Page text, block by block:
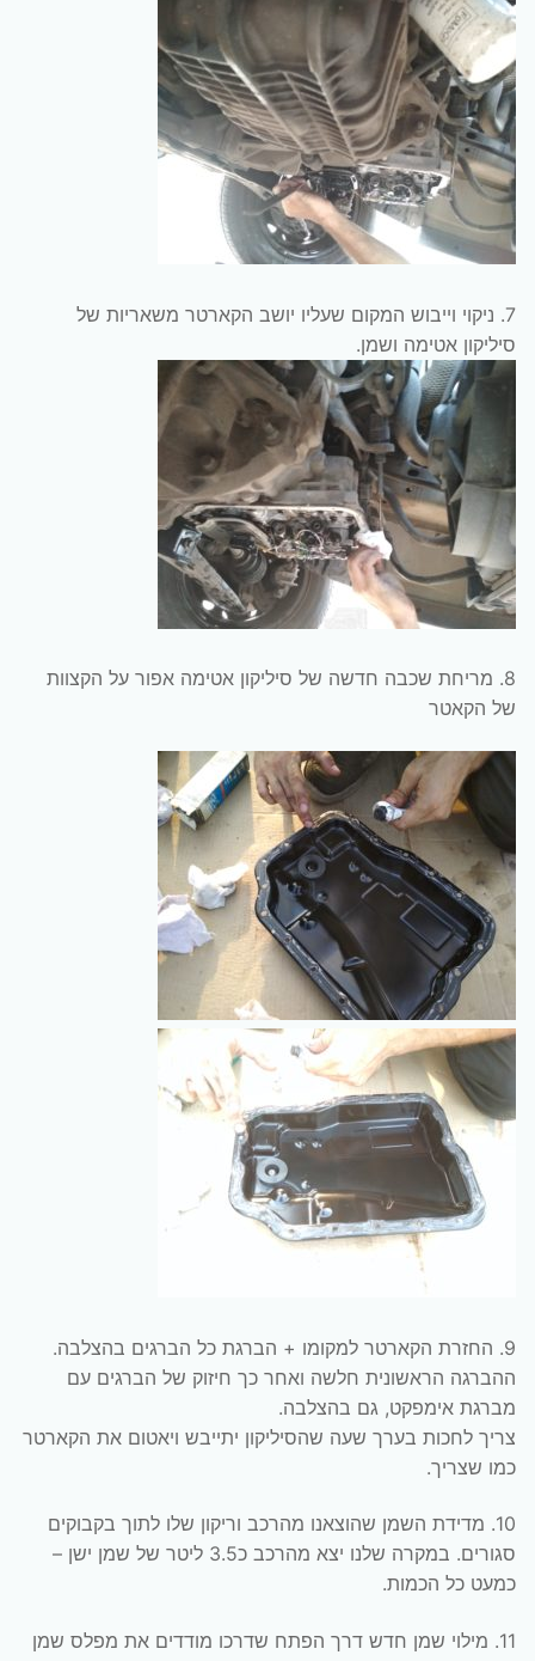
7. ניקוי וייבוש המקום שעליו יושב הקארטר משאריות של
סיליקון אטימה ושמן.
8. מריחת שכבה חדשה של סיליקון אטימה אפור על הקצוות
של הקאטר
9. החזרת הקארטר למקומו + הברגת כל הברגים בהצלבה.
ההברגה הראשונית חלשה ואחר כך חיזוק של הברגים עם
מברגת אימפקט, גם בהצלבה.
צריך לחכות בערך שעה שהסיליקון יתייבש ויאטום את הקארטר
כמו שצריך.
10. מדידת השמן שהוצאנו מהרכב וריקון שלו לתוך בקבוקים
סגורים. במקרה שלנו יצא מהרכב כ3.5 ליטר של שמן ישן –
כמעט כל הכמות.
11. מילוי שמן חדש דרך הפתח שדרכו מודדים את מפלס שמן